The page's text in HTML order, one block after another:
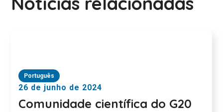
Português
26 de junho de 2024
Comunidade científica do G20